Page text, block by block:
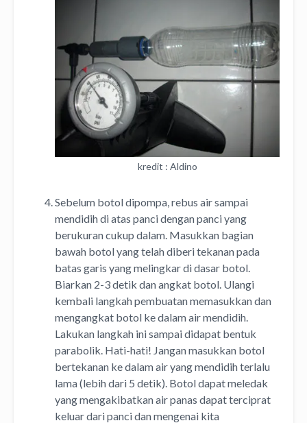
kredit : Aldino
Sebelum botol dipompa, rebus air sampai
mendidih di atas panci dengan panci yang
berukuran cukup dalam. Masukkan bagian
bawah botol yang telah diberi tekanan pada
batas garis yang melingkar di dasar botol.
Biarkan 2-3 detik dan angkat botol. Ulangi
kembali langkah pembuatan memasukkan dan
mengangkat botol ke dalam air mendidih.
Lakukan langkah ini sampai didapat bentuk
parabolik. Hati-hati! Jangan masukkan botol
bertekanan ke dalam air yang mendidih terlalu
lama (lebih dari 5 detik). Botol dapat meledak
yang mengakibatkan air panas dapat terciprat
keluar dari panci dan mengenai kita